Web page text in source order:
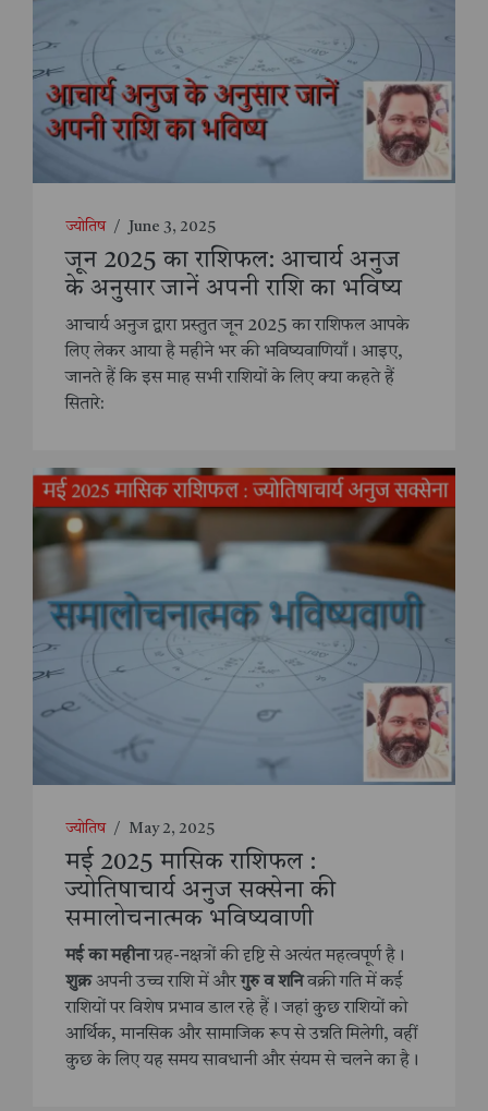
ज्योतिष / June 3, 2025
जून 2025 का राशिफल: आचार्य अनुज
के अनुसार जानें अपनी राशि का भविष्य
आचार्य अनुज द्वारा प्रस्तुत जून 2025 का राशिफल आपके
लिए लेकर आया है महीने भर की भविष्यवाणियाँ। आइए,
जानते हैं कि इस माह सभी राशियों के लिए क्या कहते हैं
सितारे:
ज्योतिष / May 2, 2025
मई 2025 मासिक राशिफल :
ज्योतिषाचार्य अनुज सक्सेना की
समालोचनात्मक भविष्यवाणी
मई का महीनाग्रह-नक्षत्रों की दृष्टि से अत्यंत महत्वपूर्ण है।
शुक्रअपनी उच्च राशि में औरगुरु व शनिवक्री गति में कई
राशियों पर विशेष प्रभाव डाल रहे हैं। जहां कुछ राशियों को
आर्थिक, मानसिक और सामाजिक रूप से उन्नति मिलेगी, वहीं
कुछ के लिए यह समय सावधानी और संयम से चलने का है।